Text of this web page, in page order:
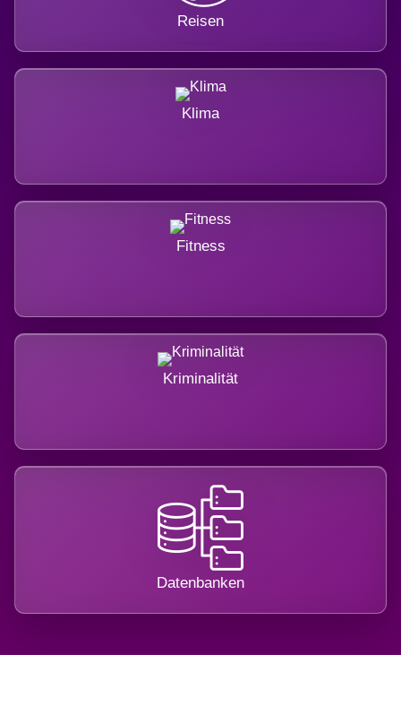
Reisen
Klima
Fitness
Kriminalität
Datenbanken